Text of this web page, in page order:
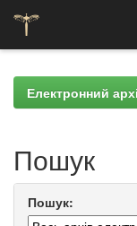
navigationЕлектронний
Пошук
Пошук: